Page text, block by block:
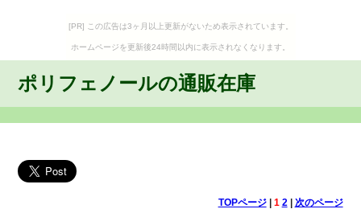
[PR] この広告は3ヶ月以上更新がないため表示されています。
ホームページを更新後24時間以内に表示されなくなります。
ポリフェノールの通販在庫
TOPページ| 1 2| 次のページ